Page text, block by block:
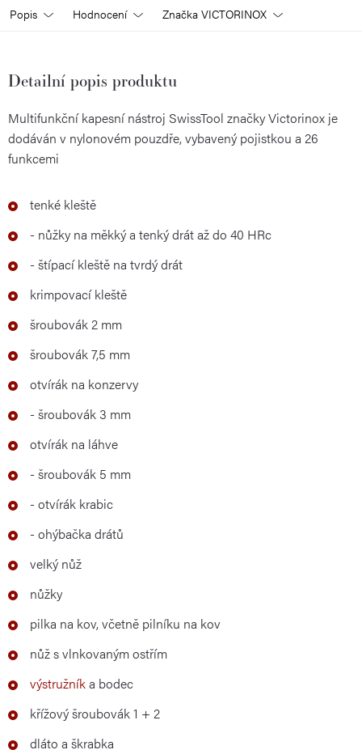
Popis Hodnocení Značka VICTORINOX
Detailní popis produktu
Multifunkční kapesní nástroj SwissTool značky Victorinox je
dodáván v nylonovém pouzdře, vybavený pojistkou a 26
funkcemi
tenké kleště
- nůžky na měkký a tenký drát až do 40 HRc
- štípací kleště na tvrdý drát
krimpovací kleště
šroubovák 2 mm
šroubovák 7,5 mm
otvírák na konzervy
- šroubovák 3 mm
otvírák na láhve
- šroubovák 5 mm
- otvírák krabic
- ohýbačka drátů
velký nůž
nůžky
pilka na kov, včetně pilníku na kov
nůž s vlnkovaným ostřím
výstružníka bodec
křížový šroubovák 1 + 2
dláto a škrabka